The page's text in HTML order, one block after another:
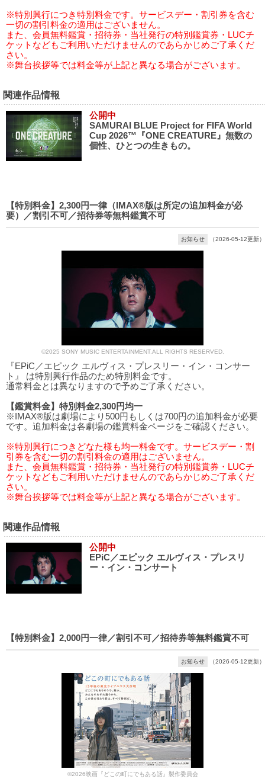
※特別興行につき特別料金です。サービスデー・割引券を含む
一切の割引料金の適用はございません。
また、会員無料鑑賞・招待券・当社発行の特別鑑賞券・LUCチ
ケットなどもご利用いただけませんのであらかじめご了承くだ
さい。
※舞台挨拶等では料金等が上記と異なる場合がございます。
関連作品情報
公開中
SAMURAI BLUE Project for FIFA World
Cup 2026™『ONE CREATURE』無数の
個性、ひとつの生きもの。
【特別料金】2,300円一律（IMAX®版は所定の追加料金が必
要）／割引不可／招待券等無料鑑賞不可
お知らせ （2026-05-12更新）
©2025 SONY MUSIC ENTERTAINMENT.ALL RIGHTS RESERVED.
『EPiC／エピック エルヴィス・プレスリー・イン・コンサー
ト』 は特別興行作品のため特別料金です。
通常料金とは異なりますので予めご了承ください。
【鑑賞料金】特別料金2,300円均一
※IMAX®版は劇場により500円もしくは700円の追加料金が必要
です。追加料金は各劇場の鑑賞料金ページをご確認ください。
※特別興行につきどなた様も均一料金です。サービスデー・割
引券を含む一切の割引料金の適用はございません。
また、会員無料鑑賞・招待券・当社発行の特別鑑賞券・LUCチ
ケットなどもご利用いただけませんのであらかじめご了承くだ
さい。
※舞台挨拶等では料金等が上記と異なる場合がございます。
関連作品情報
公開中
EPiC／エピック エルヴィス・プレスリ
ー・イン・コンサート
【特別料金】2,000円一律／割引不可／招待券等無料鑑賞不可
お知らせ （2026-05-12更新）
©2026映画『どこの町にでもある話』製作委員会